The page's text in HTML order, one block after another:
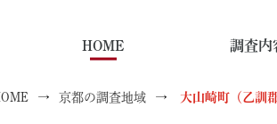
HOME 調査内
京都の調査地域 大山崎町（乙訓